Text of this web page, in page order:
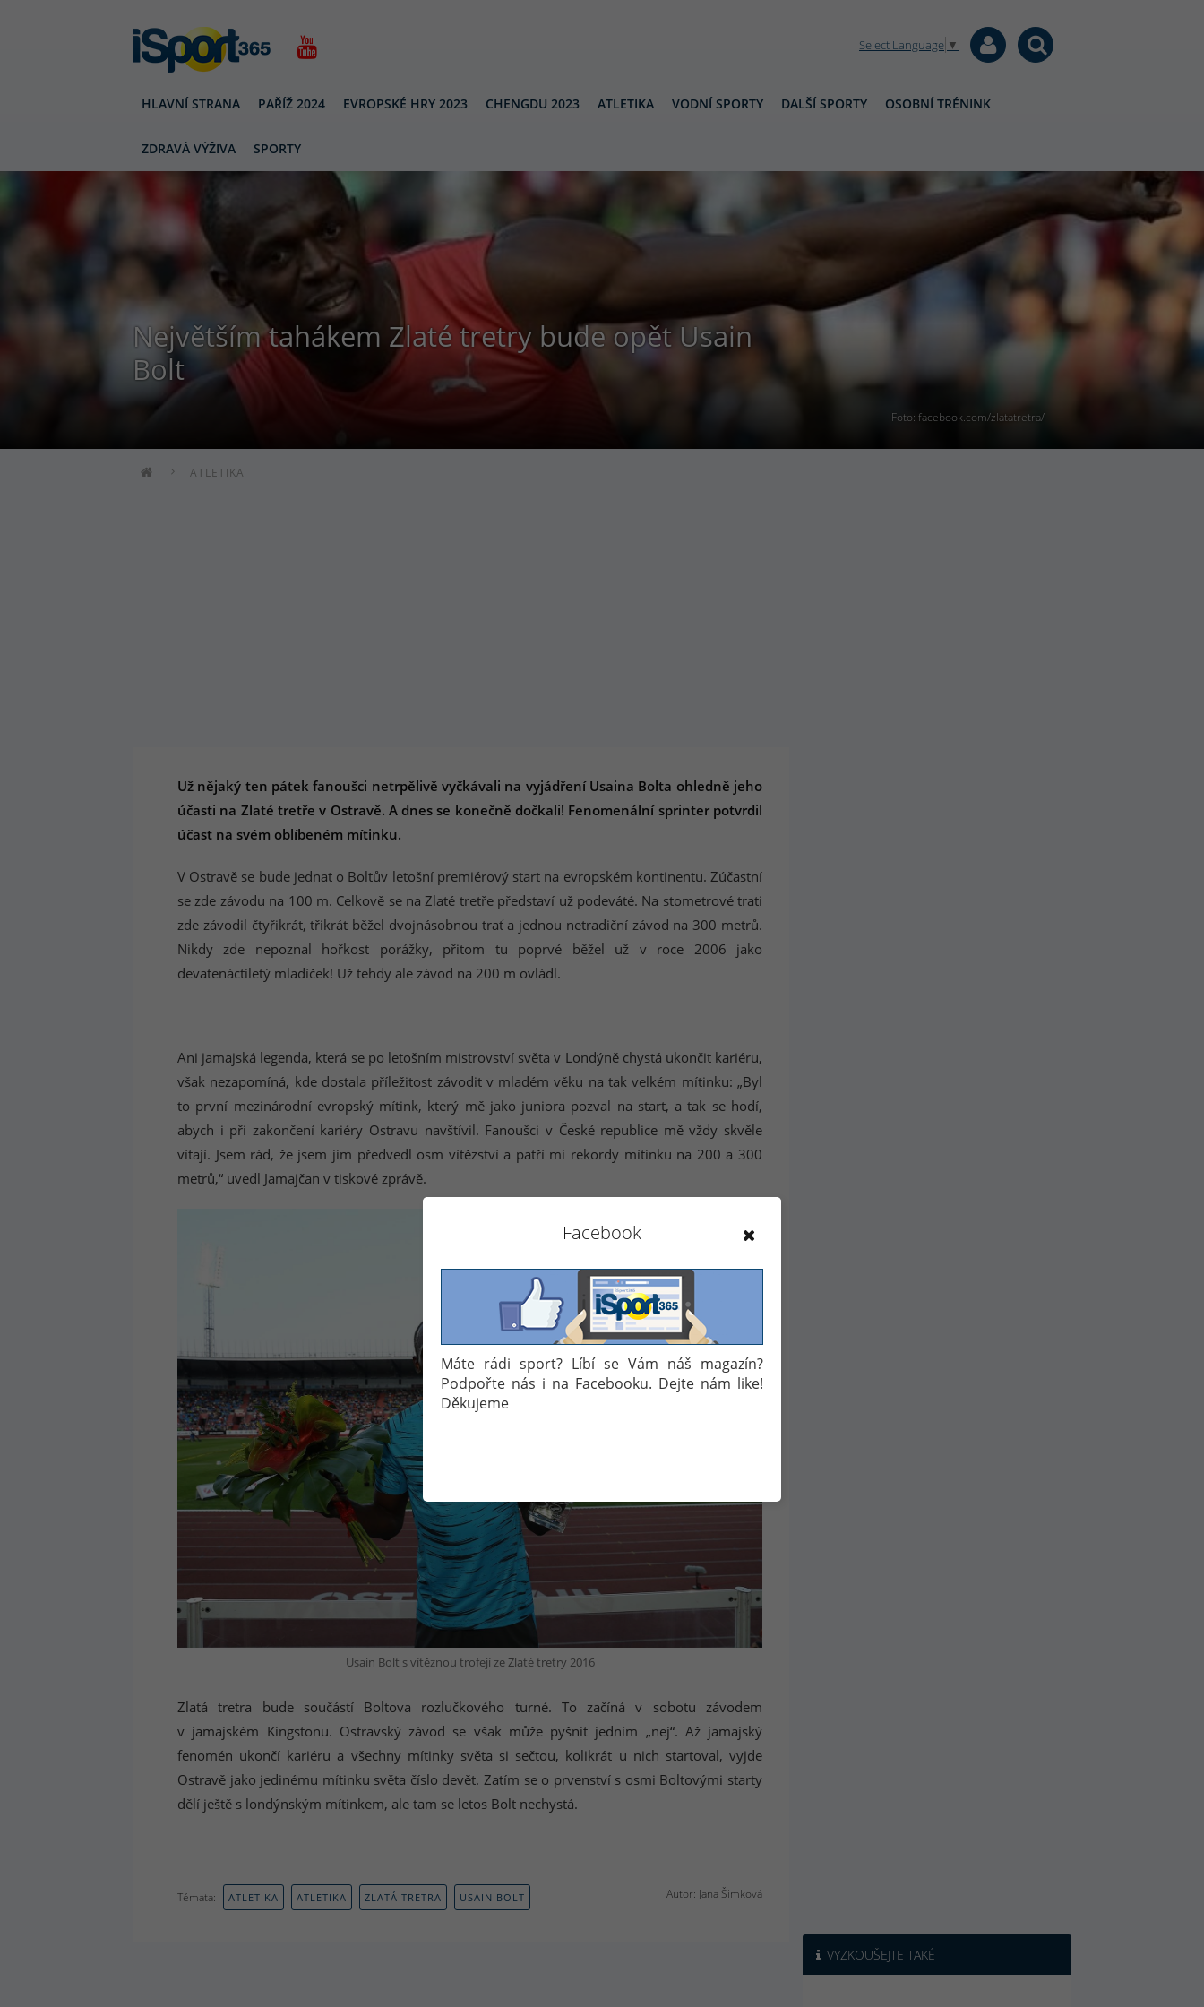
Select Language ▼
HLAVNÍ STRANA PAŘÍŽ 2024 EVROPSKÉ HRY 2023 CHENGDU 2023 ATLETIKA VODNÍ SPORTY DALŠÍ SPORTY OSOBNÍ TRÉNINK
ZDRAVÁ VÝŽIVA SPORTY
Foto: facebook.com/zlatatretra/
Největším tahákem Zlaté tretry bude opět Usain
Bolt
ATLETIKA
Už nějaký ten pátek fanoušci netrpělivě vyčkávali na vyjádření Usaina Bolta ohledně jeho
účasti na Zlaté tretře v Ostravě. A dnes se konečně dočkali! Fenomenální sprinter potvrdil
účast na svém oblíbeném mítinku.
V Ostravě se bude jednat o Boltův letošní premiérový start na evropském kontinentu. Zúčastní
se zde závodu na 100 m. Celkově se na Zlaté tretře představí už podeváté. Na stometrové trati
zde závodil čtyřikrát, třikrát běžel dvojnásobnou trať a jednou netradiční závod na 300 metrů.
Nikdy zde nepoznal hořkost porážky, přitom tu poprvé běžel už v roce 2006 jako
devatenáctiletý mladíček! Už tehdy ale závod na 200 m ovládl.
Ani jamajská legenda, která se po letošním mistrovství světa v Londýně chystá ukončit kariéru,
však nezapomíná, kde dostala příležitost závodit v mladém věku na tak velkém mítinku: „Byl
to první mezinárodní evropský mítink, který mě jako juniora pozval na start, a tak se hodí,
abych i při zakončení kariéry Ostravu navštívil. Fanoušci v České republice mě vždy skvěle
vítají. Jsem rád, že jsem jim předvedl osm vítězství a patří mi rekordy mítinku na 200 a 300
metrů,“ uvedl Jamajčan v tiskové zprávě.
Usain Bolt s vítěznou trofejí ze Zlaté tretry 2016
Zdroj: facebook.com/zlatatretra/
Zlatá tretra bude součástí Boltova rozlučkového turné. To začíná v sobotu závodem
v jamajském Kingstonu. Ostravský závod se však může pyšnit jedním „nej“. Až jamajský
fenomén ukončí kariéru a všechny mítinky světa si sečtou, kolikrát u nich startoval, vyjde
Ostravě jako jedinému mítinku světa číslo devět. Zatím se o prvenství s osmi Boltovými starty
dělí ještě s londýnským mítinkem, ale tam se letos Bolt nechystá.
Autor: Jana Šimková
Témata: ATLETIKA ATLETIKA ZLATÁ TRETRA USAIN BOLT
VYZKOUŠEJTE TAKÉ
Facebook
Máte rádi sport? Líbí se Vám náš magazín?
Podpořte nás i na Facebooku. Dejte nám like!
Děkujeme